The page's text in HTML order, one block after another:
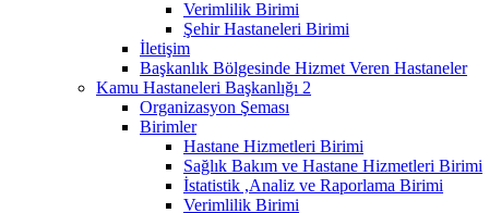
Verimlilik Birimi
Şehir Hastaneleri Birimi
İletişim
Başkanlık Bölgesinde Hizmet Veren Hastaneler
Kamu Hastaneleri Başkanlığı 2
Organizasyon Şeması
Birimler
Hastane Hizmetleri Birimi
Sağlık Bakım ve Hastane Hizmetleri Birimi
İstatistik ,Analiz ve Raporlama Birimi
Verimlilik Birimi